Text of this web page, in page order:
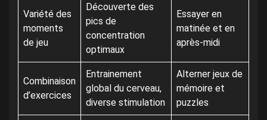
Variété des
moments
de jeu
Découverte des
pics de
concentration
optimaux
Essayer en
matinée et en
après-midi
Combinaison
d’exercices
Entrainement
global du cerveau,
diverse stimulation
Alterner jeux de
mémoire et
puzzles